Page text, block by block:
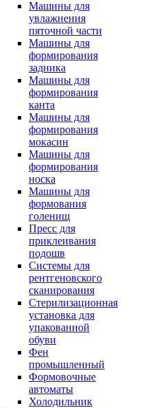
Машины для
увлажнения
пяточной части
Машины для
формирования
задника
Машины для
формирования
канта
Машины для
формирования
мокасин
Машины для
формирования
носка
Машины для
формования
голенищ
Пресс для
приклеивания
подошв
Системы для
рентгеновского
сканирования
Стерилизационная
установка для
упакованной
обуви
Фен
промышленный
Формовочные
автоматы
Холодильник